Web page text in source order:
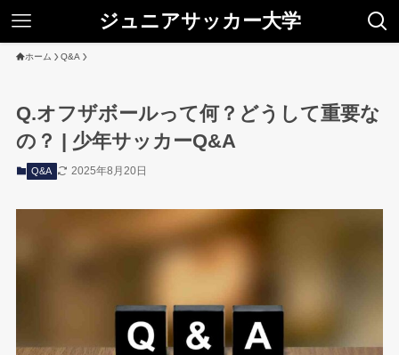
ジュニアサッカー大学
ホーム Q&A
Q.オフザボールって何？どうして重要な
の？ | 少年サッカーQ&A
Q&A 2025年8月20日